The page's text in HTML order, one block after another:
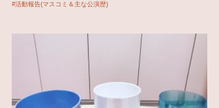
#活動報告(マスコミ＆主な公演歴)